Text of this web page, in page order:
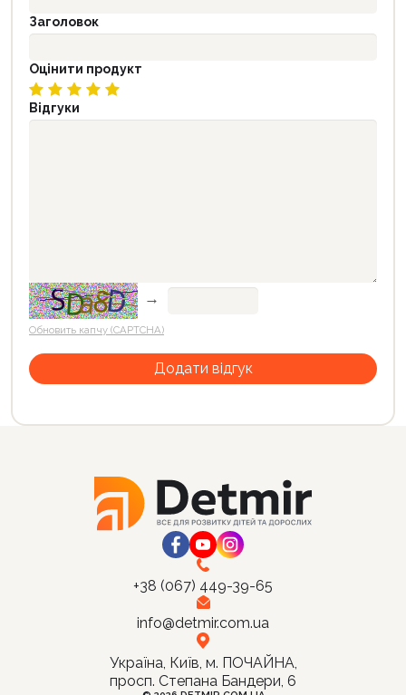
Заголовок
Оцінити продукт
Відгуки
→
Обновить капчу (CAPTCHA)
+38 (067) 449-39-65
info@detmir.com.ua
Україна, Київ, м. ПОЧАЙНА,
просп. Степана Бандери, 6